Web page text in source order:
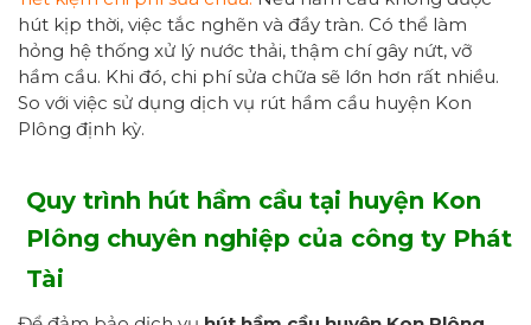
hút kịp thời, việc tắc nghẽn và đầy tràn. Có thể làm
hỏng hệ thống xử lý nước thải, thậm chí gây nứt, vỡ
hầm cầu. Khi đó, chi phí sửa chữa sẽ lớn hơn rất nhiều.
So với việc sử dụng dịch vụ rút hầm cầu huyện Kon
Plông định kỳ.
Quy trình hút hầm cầu tại huyện Kon
Plông chuyên nghiệp của công ty Phát
Tài